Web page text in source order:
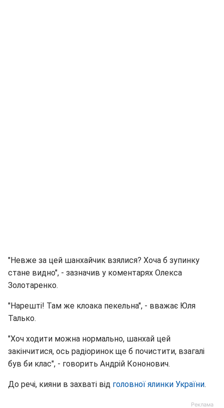
"Невже за цей шанхайчик взялися? Хоча б зупинку
стане видно", - зазначив у коментарях Олекса
Золотаренко.
"Нарешті! Там же клоака пекельна", - вважає Юля
Талько.
"Хоч ходити можна нормально, шанхай цей
закінчитися, ось радіоринок ще б почистити, взагалі
був би клас", - говорить Андрій Кононович.
До речі, кияни в захваті від головної ялинки України.